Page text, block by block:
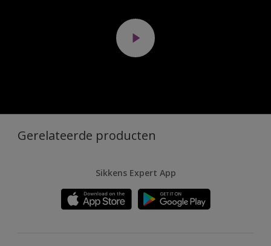
Gerelateerde producten
Sikkens Expert App